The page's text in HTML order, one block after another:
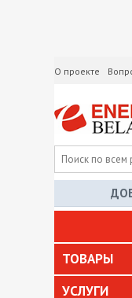
О проекте
ТОВАРЫ
УСЛУГИ